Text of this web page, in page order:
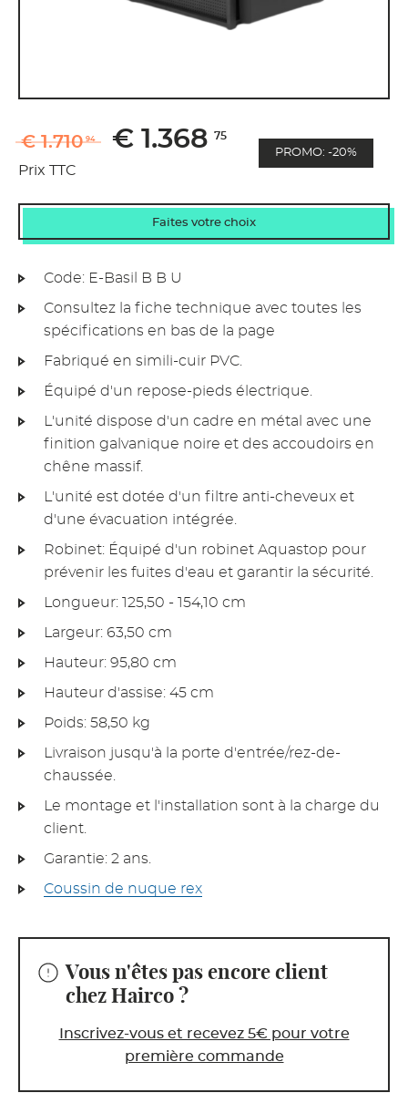
€ 1.710 94 € 1.368 75
Prix TTC
PROMO: -20%
Code: E-Basil B B U
Consultez la fiche technique avec toutes les
spécifications en bas de la page
Fabriqué en simili-cuir PVC.
Équipé d'un repose-pieds électrique.
L'unité dispose d'un cadre en métal avec une
finition galvanique noire et des accoudoirs en
chêne massif.
L'unité est dotée d'un filtre anti-cheveux et
d'une évacuation intégrée.
Robinet: Équipé d'un robinet Aquastop pour
prévenir les fuites d'eau et garantir la sécurité.
Longueur: 125,50 - 154,10 cm
Largeur: 63,50 cm
Hauteur: 95,80 cm
Hauteur d'assise: 45 cm
Poids: 58,50 kg
Livraison jusqu'à la porte d'entrée/rez-de-
chaussée.
Le montage et l'installation sont à la charge du
client.
Garantie: 2 ans.
Coussin de nuque rex
Vous n'êtes pas encore client
chez Hairco ?
Inscrivez-vous et recevez 5€ pour votre
première commande